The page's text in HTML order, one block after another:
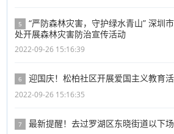
5
“严防森林灾害，守护绿水青山” 深圳
处开展森林灾害防治宣传活动
2022-09-26 15:16:39
6 迎国庆！松柏社区开展爱国主义教育
2022-09-26 15:16:35
7 最新提醒！去过罗湖区东晓街道以下